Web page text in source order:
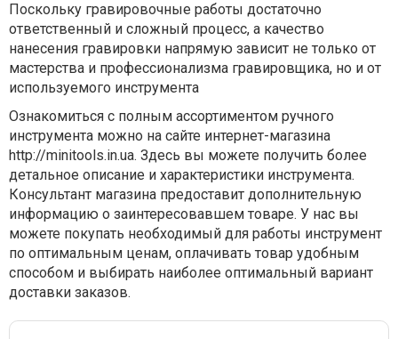
Поскольку гравировочные работы достаточно
ответственный и сложный процесс, а качество
нанесения гравировки напрямую зависит не только от
мастерства и профессионализма гравировщика, но и от
используемого инструмента
Ознакомиться с полным ассортиментом ручного
инструмента можно на сайте интернет-магазина
http://minitools.in.ua. Здесь вы можете получить более
детальное описание и характеристики инструмента.
Консультант магазина предоставит дополнительную
информацию о заинтересовавшем товаре. У нас вы
можете покупать необходимый для работы инструмент
по оптимальным ценам, оплачивать товар удобным
способом и выбирать наиболее оптимальный вариант
доставки заказов.